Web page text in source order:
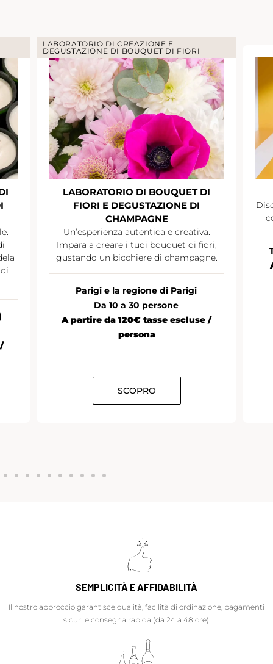
LABORATORIO DI CREAZIONE E
DEGUSTAZIONE DI BOUQUET DI FIORI
LABORATORIO DI BOUQUET DI
FIORI E DEGUSTAZIONE DI
CHAMPAGNE
Un’esperienza autentica e creativa.
Impara a creare i tuoi bouquet di fiori,
gustando un bicchiere di champagne.
Parigi e la regione di Parigi
Da 10 a 30 persone
A partire da 120€ tasse escluse /
persona
SCOPRO
SEMPLICITÀ E AFFIDABILITÀ
Il nostro approccio garantisce qualità, facilità di ordinazione, pagamenti
sicuri e consegna rapida (da 24 a 48 ore).